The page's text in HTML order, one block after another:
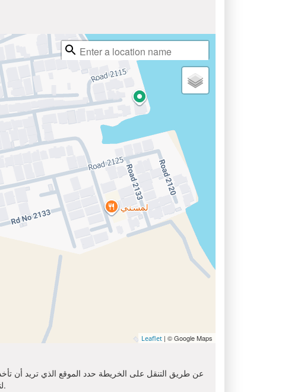
Leaflet | © Google Maps
عن طريق التنقل على الخريطة حدد الموقع الذي تريد أن
أكثر وضوحًا. اختر 'Sat' من هنا للحصول على صورة القمر الصناعي لموقعك. يمكنك استخدام خيار 'OSM' لتفضيلات الخريطة المختلفة.